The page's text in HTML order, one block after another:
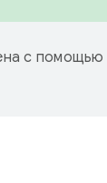
с помощью